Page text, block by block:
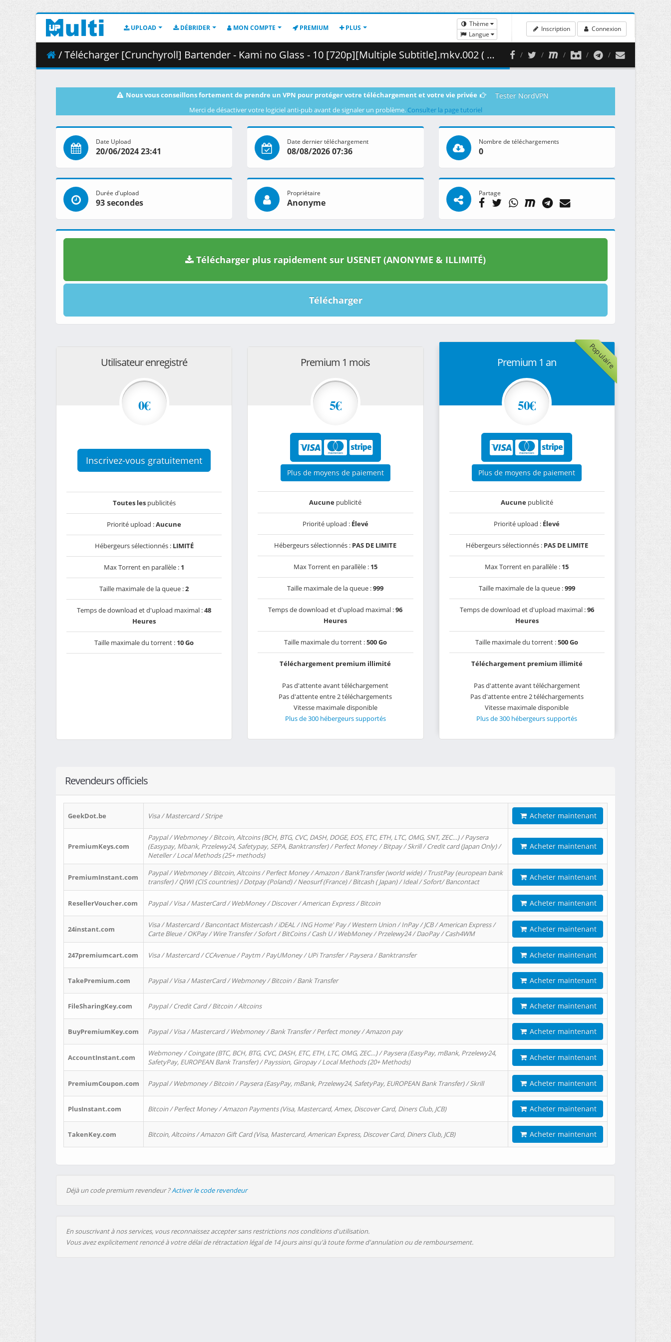
UPLOAD DÉBRIDER MON COMPTE PREMIUM PLUS
Thème
Langue
Inscription Connexion
/ Télécharger [Crunchyroll] Bartender - Kami no Glass - 10 [720p][Multiple Subtitle].mkv.002 ( 357.83 MB )
Nous vous conseillons fortement de prendre un VPN pour protéger votre téléchargement et votre vie privée Tester NordVPN
Merci de désactiver votre logiciel anti-pub avant de signaler un problème. Consulter la page tutoriel
Date Upload
20/06/2024 23:41
Date dernier téléchargement
08/08/2026 07:36
Nombre de téléchargements
0
Durée d'upload
93 secondes
Propriétaire
Anonyme
Partage
Télécharger plus rapidement sur USENET (ANONYME & ILLIMITÉ)
Télécharger
Utilisateur enregistré
0€
Inscrivez-vous gratuitement
Toutes lespublicités
Priorité upload :Aucune
Hébergeurs sélectionnés : LIMITÉ
Max Torrent en parallèle : 1
Taille maximale de la queue :2
Temps de download et d'upload maximal :48
Heures
Taille maximale du torrent : 10 Go
Premium 1 mois
5€
Plus de moyens de paiement
Aucune publicité
Priorité upload : Élevé
Hébergeurs sélectionnés : PAS DE LIMITE
Max Torrent en parallèle : 15
Taille maximale de la queue :999
Temps de download et d'upload maximal :96
Heures
Taille maximale du torrent :500 Go
Téléchargement premium illimité
Pas d'attente avant téléchargement
Pas d'attente entre 2 téléchargements
Vitesse maximale disponible
Plus de 300 hébergeurs supportés
Populaire
Premium 1 an
50€
Plus de moyens de paiement
Aucunepublicité
Priorité upload : Élevé
Hébergeurs sélectionnés : PAS DE LIMITE
Max Torrent en parallèle : 15
Taille maximale de la queue :999
Temps de download et d'upload maximal :96
Heures
Taille maximale du torrent :500 Go
Téléchargement premium illimité
Pas d'attente avant téléchargement
Pas d'attente entre 2 téléchargements
Vitesse maximale disponible
Plus de 300 hébergeurs supportés
Revendeurs officiels
GeekDot.be Visa / Mastercard / Stripe Acheter maintenant
PremiumKeys.com
Paypal / Webmoney / Bitcoin, Altcoins (BCH, BTG, CVC, DASH, DOGE, EOS, ETC, ETH, LTC, OMG, SNT, ZEC…) / Paysera
(Easypay, Mbank, Przelewy24, Safetypay, SEPA, Banktransfer) / Perfect Money / Bitpay / Skrill / Credit card (Japan Only) /
Neteller / Local Methods (25+ methods)
Acheter maintenant
PremiumInstant.com
Paypal / Webmoney / Bitcoin, Altcoins / Perfect Money / Amazon / BankTransfer (world wide) / TrustPay (european bank
transfer) / QIWI (CIS countries) / Dotpay (Poland) / Neosurf (France) / Bitcash ( Japan) / Ideal / Sofort/ Bancontact
Acheter maintenant
ResellerVoucher.com Paypal / Visa / MasterCard / WebMoney / Discover / American Express / Bitcoin Acheter maintenant
24instant.com
Visa / Mastercard / Bancontact Mistercash / iDEAL / ING Home' Pay / Western Union / InPay / JCB / American Express /
Carte Bleue / OKPay / Wire Transfer / Sofort / BitCoins / Cash U / WebMoney / Przelewy24 / DaoPay / Cash4WM
Acheter maintenant
247premiumcart.com Visa / Mastercard / CCAvenue / Paytm / PayUMoney / UPi Transfer / Paysera / Banktransfer Acheter maintenant
TakePremium.com Paypal / Visa / MasterCard / Webmoney / Bitcoin / Bank Transfer Acheter maintenant
FileSharingKey.com Paypal / Credit Card / Bitcoin / Altcoins Acheter maintenant
BuyPremiumKey.com Paypal / Visa / Mastercard / Webmoney / Bank Transfer / Perfect money / Amazon pay Acheter maintenant
AccountInstant.com
Webmoney / Coingate (BTC, BCH, BTG, CVC, DASH, ETC, ETH, LTC, OMG, ZEC…) / Paysera (EasyPay, mBank, Przelewy24,
SafetyPay, EUROPEAN Bank Transfer) / Payssion, Giropay / Local Methods (20+ Methods)
Acheter maintenant
PremiumCoupon.com Paypal / Webmoney / Bitcoin / Paysera (EasyPay, mBank, Przelewy24, SafetyPay, EUROPEAN Bank Transfer) / Skrill Acheter maintenant
PlusInstant.com Bitcoin / Perfect Money / Amazon Payments (Visa, Mastercard, Amex, Discover Card, Diners Club, JCB) Acheter maintenant
TakenKey.com Bitcoin, Altcoins / Amazon Gift Card (Visa, Mastercard, American Express, Discover Card, Diners Club, JCB) Acheter maintenant
Déjà un code premium revendeur ?Activer le code revendeur
En souscrivant à nos services, vous reconnaissez accepter sans restrictions nos conditions d'utilisation.
Vous avez explicitement renoncé à votre délai de rétractation légal de 14 jours ainsi qu'à toute forme d'annulation ou de remboursement.